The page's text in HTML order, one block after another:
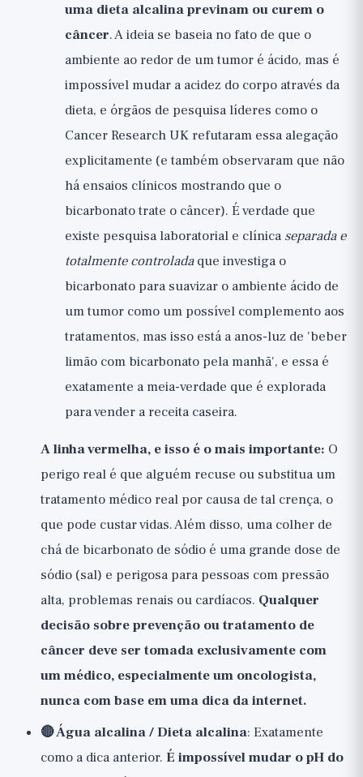
uma dieta alcalina previnam ou curem o
câncer. A ideia se baseia no fato de que o
ambiente ao redor de um tumor é ácido, mas é
impossível mudar a acidez do corpo através da
dieta, e órgãos de pesquisa líderes como o
Cancer Research UK refutaram essa alegação
explicitamente (e também observaram que não
há ensaios clínicos mostrando que o
bicarbonato trate o câncer). É verdade que
existe pesquisa laboratorial e clínica separada e
totalmente controladaque investiga o
bicarbonato para suavizar o ambiente ácido de
um tumor como um possível complemento aos
tratamentos, mas isso está a anos-luz de 'beber
limão com bicarbonato pela manhã', e essa é
exatamente a meia-verdade que é explorada
para vender a receita caseira.
A linha vermelha, e isso é o mais importante: O
perigo real é que alguém recuse ou substitua um
tratamento médico real por causa de tal crença, o
que pode custar vidas. Além disso, uma colher de
chá de bicarbonato de sódio é uma grande dose de
sódio (sal) e perigosa para pessoas com pressão
alta, problemas renais ou cardíacos. Qualquer
decisão sobre prevenção ou tratamento de
câncer deve ser tomada exclusivamente com
um médico, especialmente um oncologista,
nunca com base em uma dica da internet.
🔴 Água alcalina / Dieta alcalina: Exatamente
como a dica anterior. É impossível mudar o pH do